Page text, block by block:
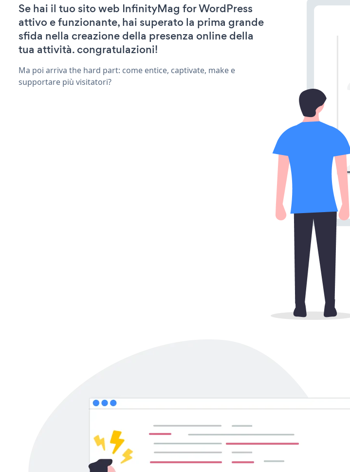
Se hai il tuo sito web InfinityMag for WordPress
attivo e funzionante, hai superato la prima grande
sfida nella creazione della presenza online della
tua attività. congratulazioni!
Ma poi arriva the hard part: come entice, captivate, make e
supportare più visitatori?